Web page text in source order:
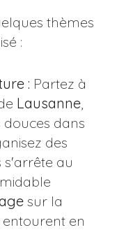
thèmes
:
: Partez à
Lausanne,
dans
des
s'arrête au
sur la
en